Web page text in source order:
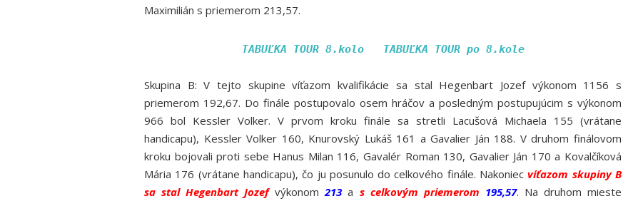
Maximilián s priemerom 213,57.
TABUĽKA TOUR 8.kolo TABUĽKA TOUR po 8.kole
Skupina B: V tejto skupine víťazom kvalifikácie sa stal Hegenbart Jozef výkonom 1156 s
priemerom 192,67. Do finále postupovalo osem hráčov a posledným postupujúcim s výkonom
966 bol Kessler Volker. V prvom kroku finále sa stretli Lacušová Michaela 155 (vrátane
handicapu), Kessler Volker 160, Knurovský Lukáš 161 a Gavalier Ján 188. V druhom finálovom
kroku bojovali proti sebe Hanus Milan 116, Gavalér Roman 130, Gavalier Ján 170 a Kovalčíková
Mária 176 (vrátane handicapu), čo ju posunulo do celkového finále. Nakoniecvíťazom skupiny B
sa stal Hegenbart Jozefvýkonom213a s celkovým priemerom 195,57. Na druhom mieste